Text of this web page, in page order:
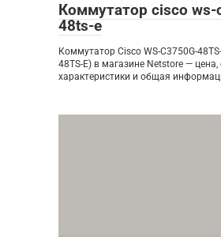
Коммутатор cisco ws-
48ts-e
Коммутатор Cisco WS-C3750G-
48TS-E) в магазине Netstore — цена,
характеристики и общая